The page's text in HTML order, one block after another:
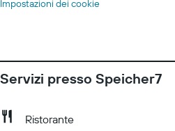
Impostazioni dei cookie
Servizi presso Speicher7
Ristorante